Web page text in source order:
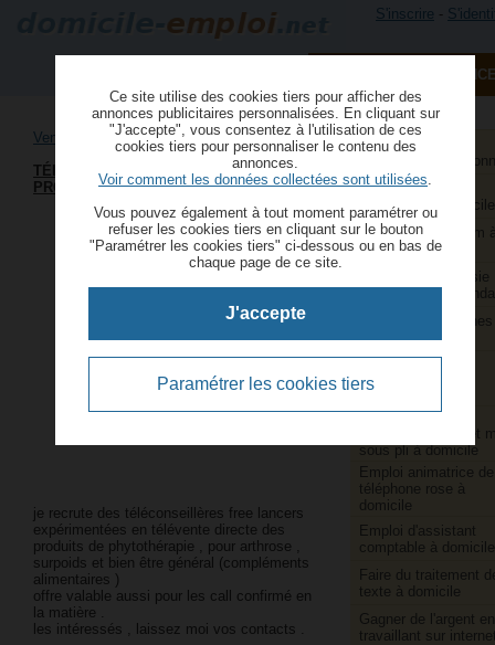
Ce site utilise des cookies tiers pour afficher des
annonces publicitaires personnalisées. En cliquant sur
"J'accepte", vous consentez à l'utilisation de ces
cookies tiers pour personnaliser le contenu des
annonces.
Voir comment les données collectées sont utilisées.
Vous pouvez également à tout moment paramétrer ou
refuser les cookies tiers en cliquant sur le bouton
"Paramétrer les cookies tiers" ci-dessous ou en bas de
chaque page de ce site.
J'accepte
Paramétrer les cookies tiers
S'inscrire -
PUBLIER UNE
Aide à domicile et
services à la
Aide ménagère et
repassage à domicile
Animatrice webcam
domicile
Assistants de saisie
comptable
Couture et
domicile
Couturières et
retoucheuses
indépendantes
Emballage,
conditionnement et
sous pli à domicile
Emploi animatrice de
téléphone rose à
domicile
Emploi d'assistant
comptable à domicile
Faire du traitement
texte à domicile
Gagner de l'argent en
travaillant sur
Vente à domicile indépendante VDI
TÉLÉVENDEUSES À DOMICILE
PRODUITS DE PHYTOTHÉRAPIE :
je recrute des téléconseillères free lancers
expérimentées en télévente directe des
produits de phytothérapie , pour arthrose ,
surpoids et bien être général (compléments
alimentaires )
offre valable aussi pour les call confirmé en
la matière .
les intéressés , laissez moi vos contacts .